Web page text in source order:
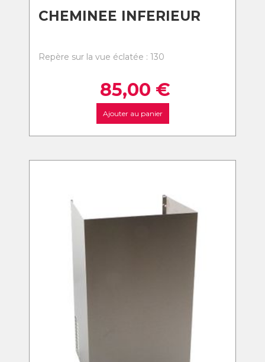
CHEMINEE INFERIEUR
Repère sur la vue éclatée : 130
85,00 €
Ajouter au panier